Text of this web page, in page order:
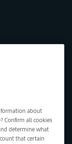
about
Confirm all cookies
determine what
that certain